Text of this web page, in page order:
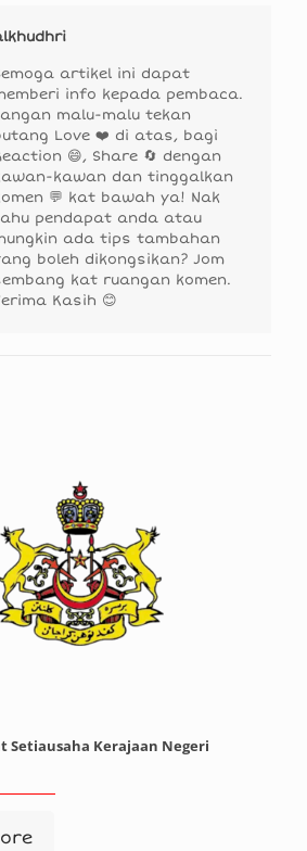
artikel ini dapat
info kepada pembaca.
malu-malu tekan
Love ❤️ di atas, bagi
😄, Share 🔄 dengan
kawan dan tinggalkan
💬 kat bawah ya! Nak
pendapat anda atau
ada tips tambahan
boleh dikongsikan? Jom
kat ruangan komen.
Kasih 😊
Setiausaha Kerajaan Negeri